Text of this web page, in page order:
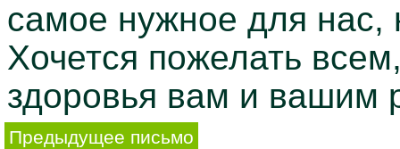
самое нужное для нас,
Хочется пожелать
здоровья вам и вашим
Предыдущее письмо